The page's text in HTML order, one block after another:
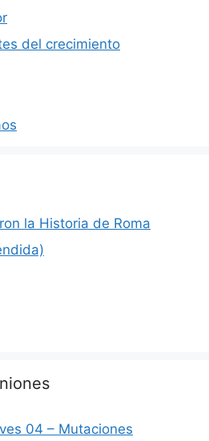
del crecimiento
la Historia de Roma
04 – Mutaciones